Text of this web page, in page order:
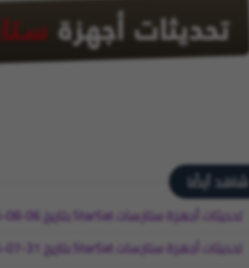
شاهد أيضًا
تحديثات أجهزة ستارسات StarSat بتاريخ 06-08-2026
تحديثات أجهزة ستارسات StarSat بتاريخ 31-07-2026